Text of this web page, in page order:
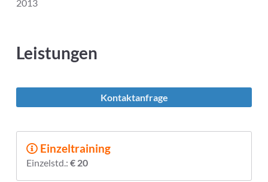
2013
Leistungen
Kontaktanfrage
Einzeltraining
Einzelstd.: € 20